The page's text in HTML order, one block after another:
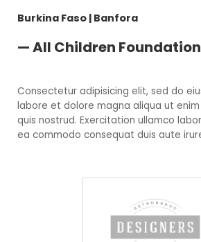
Burkina Faso | Banfora
— All Children Foundation
Consectetur adipisicing elit, sed do
labore et dolore magna aliqua ut
quis nostrud. Exercitation ullamco
ea commodo consequat duis aute